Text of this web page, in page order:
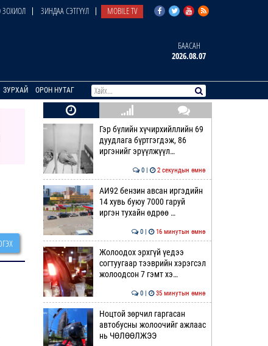
ЗОХИОЛ ЗИНДАА СЭТГҮҮЛ MOBILE TV
БААСАН
2026.08.07
ЗУРХАЙ ОРОН НУТАГ
Гэр бүлийн хүчирхийллийн 69
дуудлага бүртгэгдэж, 86
иргэнийг эрүүлжүүл…
0 | 2 секундын өмнө
АИ92 бензин авсан иргэдийн
14 хувь буюу 7000 гаруй
иргэн тухайн өдрөө …
0 | 16 минутын өмнө
Жолоодох эрхгүй үедээ
согтуугаар тээврийн хэрэгсэл
жолоодсон 7 гэмт хэ…
0 | 35 минутын өмнө
Ноцтой зөрчил гаргасан
автобусны жолоочийг ажлаас
нь ЧӨЛӨӨЛЖЭЭ